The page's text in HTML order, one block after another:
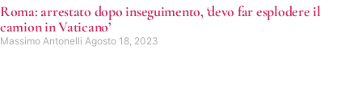
Roma: arrestato dopo inseguimento, ‘devo far esplodere il
camion in Vaticano’
Massimo Antonelli Agosto 18, 2023